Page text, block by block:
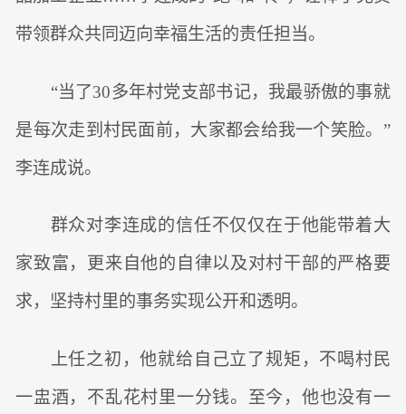
带领群众共同迈向幸福生活的责任担当。
“当了30多年村党支部书记，我最骄傲的事就
是每次走到村民面前，大家都会给我一个笑脸。”
李连成说。
群众对李连成的信任不仅仅在于他能带着大
家致富，更来自他的自律以及对村干部的严格要
求，坚持村里的事务实现公开和透明。
上任之初，他就给自己立了规矩，不喝村民
一盅酒，不乱花村里一分钱。至今，他也没有一